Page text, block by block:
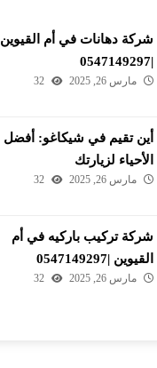
شركة دهانات في أم القيوين
|0547149297
مارس 26, 2025 32
أين تقيم في شيكاغو: أفضل
الأحياء لزيارتك
مارس 26, 2025 32
شركة تركيب باركيه في أم
القيوين |0547149297
مارس 26, 2025 32